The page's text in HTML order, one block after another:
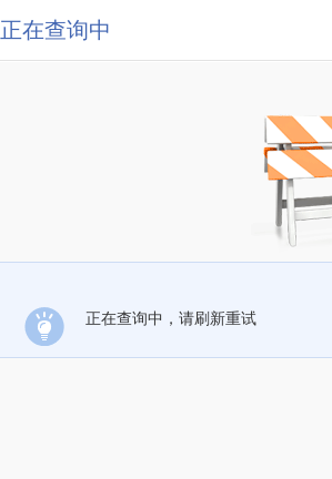
正在查询中
正在查询中，请刷新重试